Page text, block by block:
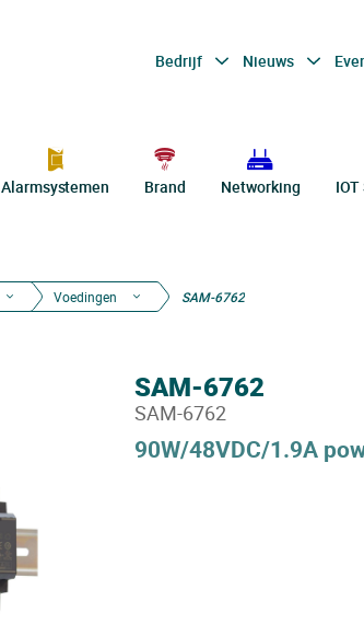
Bedrijf Nieuws
Alarmsystemen Brand Networking
Voedingen SAM-6762
90W/48VDC/1.9A
SAM-6762
SAM-6762